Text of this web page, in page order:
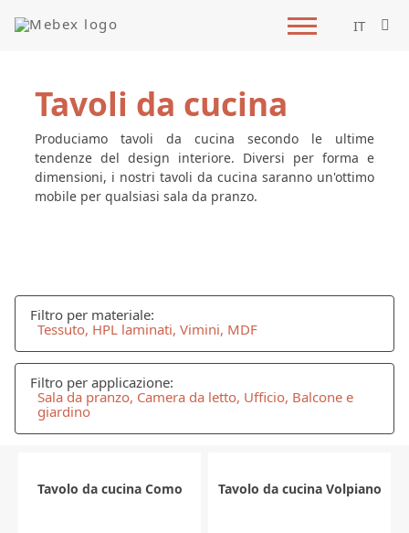
IT
Tavoli da cucina
Produciamo tavoli da cucina secondo le ultime
tendenze del design interiore. Diversi per forma e
dimensioni, i nostri tavoli da cucina saranno un'ottimo
mobile per qualsiasi sala da pranzo.
Filtro per materiale:
Tessuto, HPL laminati, Vimini, MDF
Filtro per applicazione:
Sala da pranzo, Camera da letto, Ufficio, Balcone e
giardino
Tavolo da cucina Como Tavolo da cucina Volpiano